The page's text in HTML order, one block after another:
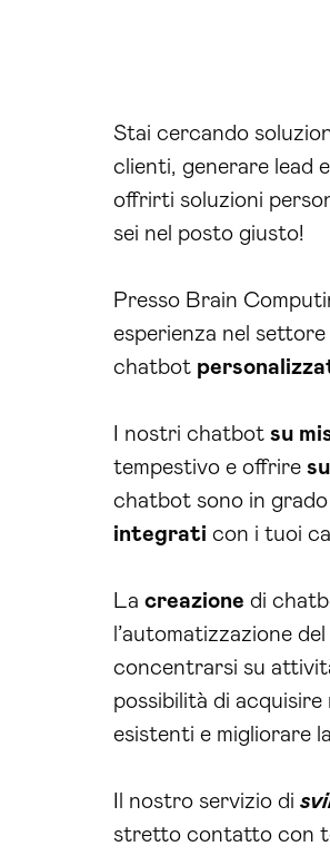
Stai cercando
clienti, generare lead
offrirti soluzioni
sei nel posto giusto!
Presso Brain
esperienza nel
chatbot
I nostri chatbot su
tempestivo e offrire
chatbot sono in
integrati con i tuoi
La creazione di
l’automatizzazione
concentrarsi su
possibilità di
esistenti e migliorare
Il nostro servizio di
stretto contatto con